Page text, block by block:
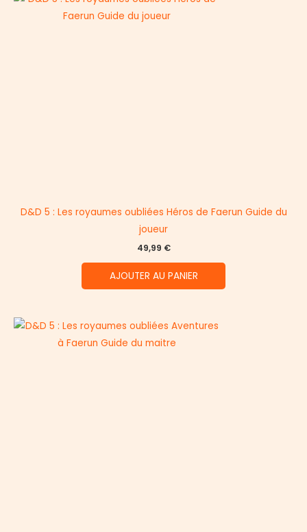
D&D 5 : Les royaumes oubliées Héros de Faerun Guide du
joueur
49,99 €
AJOUTER AU PANIER